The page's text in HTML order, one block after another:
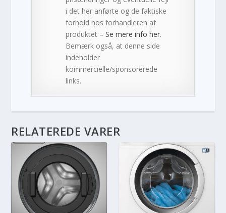
i det her anførte og de faktiske
forhold hos forhandleren af
produktet –Se mere info her.
Bemærk også, at denne side
indeholder
kommercielle/sponsorerede
links.
RELATEREDE VARER